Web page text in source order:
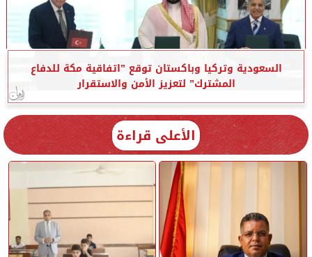
السعودية وتركيا وباكستان توقع ”اتفاقية مكة للدفاع
المشترك” لتعزيز الأمن والاستقرار
الأعلى قراءة